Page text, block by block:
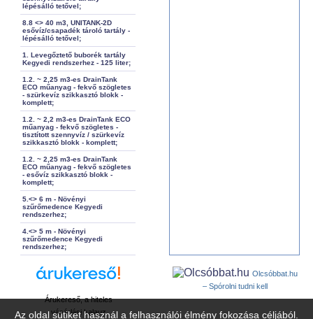
Az oldal sütiket használ a felhasználói élmény fokozása céljából.
lépésálló tetővel;
8.8 <> 40 m3, UNITANK-2D
esővíz/csapadék tároló tartály -
lépésálló tetővel;
1. Levegőztető buborék tartály
Kegyedi rendszerhez - 125 liter;
1.2. ~ 2,25 m3-es DrainTank
ECO műanyag - fekvő szögletes
- szürkevíz szikkasztó blokk -
komplett;
1.2. ~ 2,2 m3-es DrainTank ECO
műanyag - fekvő szögletes -
tisztított szennyvíz / szürkevíz
szikkasztó blokk - komplett;
1.2. ~ 2,25 m3-es DrainTank
ECO műanyag - fekvő szögletes
- esővíz szikkasztó blokk -
komplett;
5.<> 6 m - Növényi
szűrőmedence Kegyedi
rendszerhez;
4.<> 5 m - Növényi
szűrőmedence Kegyedi
rendszerhez;
Árukereső, a hiteles
vásárlási kalauz
Olcsóbbat.hu
– Spórolni tudni kell